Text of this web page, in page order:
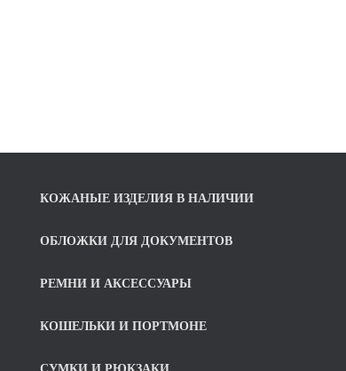
КОЖАНЫЕ ИЗДЕЛИЯ В НАЛИЧИИ
ОБЛОЖКИ ДЛЯ ДОКУМЕНТОВ
РЕМНИ И АКСЕССУАРЫ
КОШЕЛЬКИ И ПОРТМОНЕ